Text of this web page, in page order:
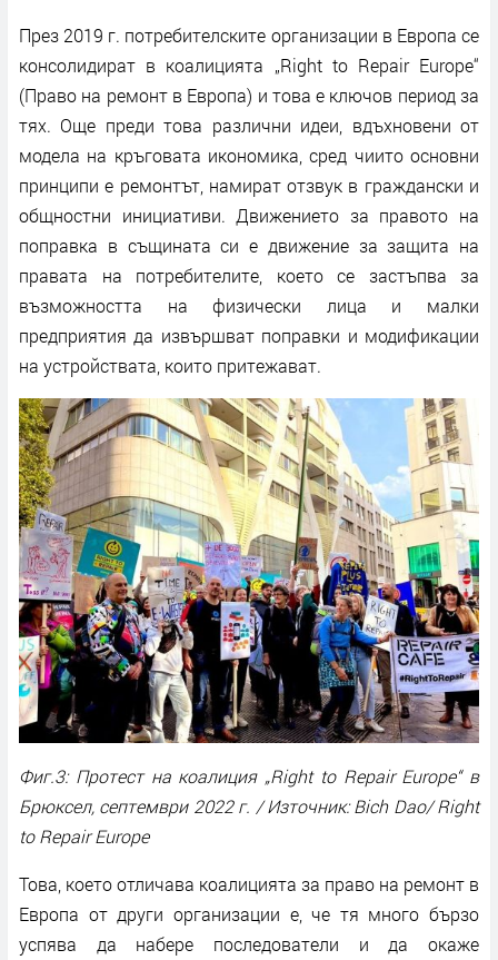
През 2019 г. потребителските организации в Европа се
консолидират в коалицията „Right to Repair Europe“
(Право на ремонт в Европа) и това е ключов период за
тях. Още преди това различни идеи, вдъхновени от
модела на кръговата икономика, сред чиито основни
принципи e ремонтът, намират отзвук в граждански и
общностни инициативи. Движението за правото на
поправка в същината си е движение за защита на
правата на потребителите, което се застъпва за
възможността на физически лица и малки
предприятия да извършват поправки и модификации
на устройствата, които притежават.
Фиг.3: Протест на коалиция „Right to Repair Europe“ в
Брюксел, септември 2022 г. / Източник: Bich Dao/ Right
to Repair Europe
Това, което отличава коалицията за право на ремонт в
Европа от други организации е, че тя много бързо
успява да набере последователи и да окаже